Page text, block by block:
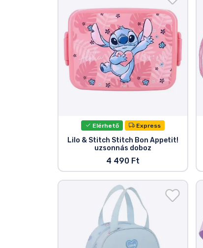
Elérhető Express
Lilo & Stitch Stitch Bon Appetit!
uzsonnás doboz
4 490 Ft
Szállítás és fizetés
Sorozatos cuccok
Filmes cuccok
Animés cuccok
Sportos cuccok
Terméktípusok